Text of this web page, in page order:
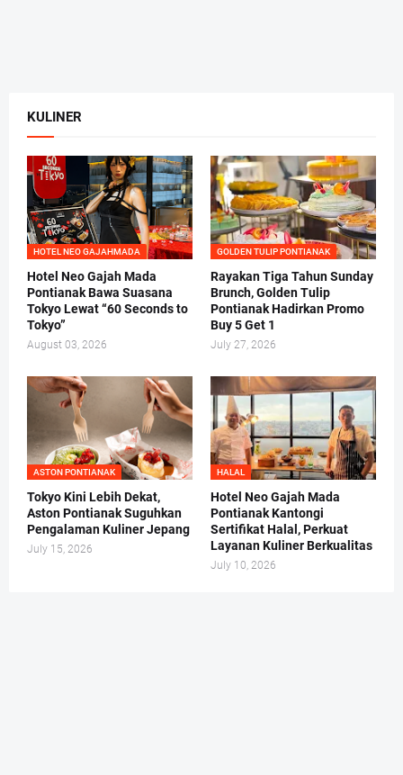
KULINER
HOTEL NEO GAJAHMADA
Hotel Neo Gajah Mada
Pontianak Bawa Suasana
Tokyo Lewat “60 Seconds to
Tokyo”
August 03, 2026
GOLDEN TULIP PONTIANAK
Rayakan Tiga Tahun Sunday
Brunch, Golden Tulip
Pontianak Hadirkan Promo
Buy 5 Get 1
July 27, 2026
ASTON PONTIANAK
Tokyo Kini Lebih Dekat,
Aston Pontianak Suguhkan
Pengalaman Kuliner Jepang
July 15, 2026
HALAL
Hotel Neo Gajah Mada
Pontianak Kantongi
Sertifikat Halal, Perkuat
Layanan Kuliner Berkualitas
July 10, 2026